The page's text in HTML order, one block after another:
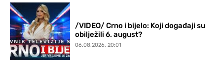
/VIDEO/ Crno i bijelo: Koji događaji su
obilježili 6. august?
06.08.2026. 20:01